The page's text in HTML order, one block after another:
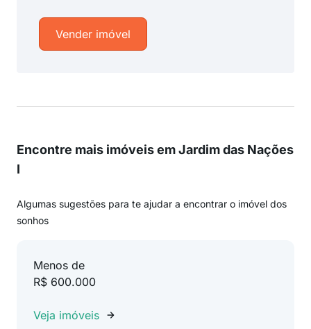
Vender imóvel
Encontre mais imóveis em Jardim das Nações
I
Algumas sugestões para te ajudar a encontrar o imóvel dos
sonhos
Menos de
R$ 600.000
Veja imóveis